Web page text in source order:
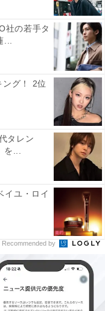
さもあり泣けるの
品です。誰でも老い
るストーリーでも
ように生きていく
。今後、カールじ
ら大人が見るとハ
実に近い内容と冒頭
た（41歳女性）」
グ結果を見る
ール
ピックスなどを中
ター。時々、店舗
社の若手タ
ング！ 2位
タレン
...
イユ・ロイ
Recommended by